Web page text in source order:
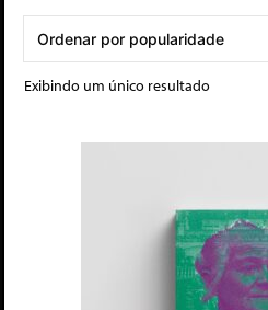
Exibindo um único resultado